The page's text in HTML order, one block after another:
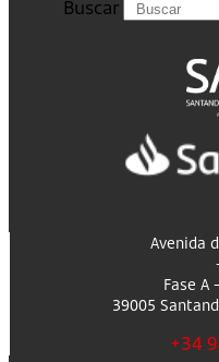
Buscar
Avenida
Fase A
39005
+34